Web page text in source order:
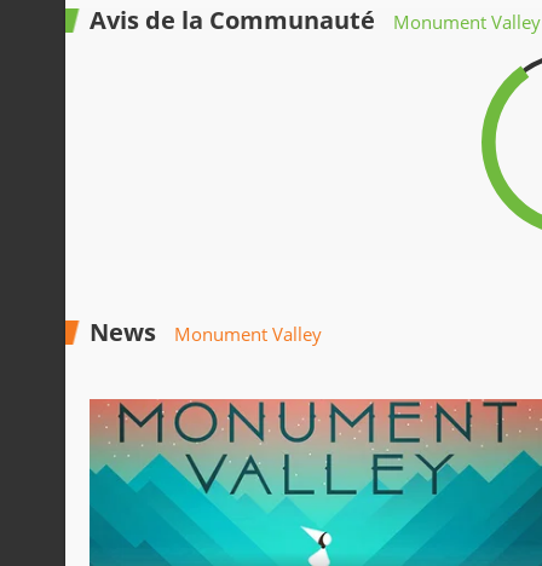
Avis de la Communauté Monument Valley
News Monument Valley